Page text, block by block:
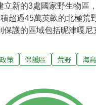
立新的3處國家野生物區
積超過45萬英畝的北極荒
保護的區域包括昵津嘎
上3個區域都位在巴芬
）表示：「這對加拿大
阿克帕伊特國家野生物區
策 保護區 荒野 海鳥